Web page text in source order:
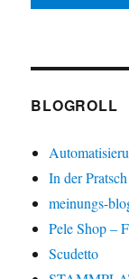
BLOGROLL
In der Pratsch
meinungs-
Pele Shop –
Scudetto